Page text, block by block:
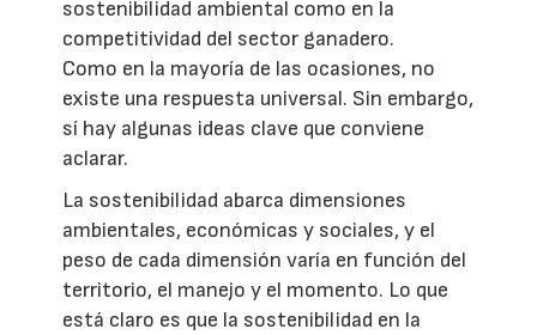
sostenibilidad ambiental como en la
competitividad del sector ganadero.
Como en la mayoría de las ocasiones, no
existe una respuesta universal. Sin embargo,
sí hay algunas ideas clave que conviene
aclarar.
La sostenibilidad abarca dimensiones
ambientales, económicas y sociales, y el
peso de cada dimensión varía en función del
territorio, el manejo y el momento. Lo que
está claro es que la sostenibilidad en la